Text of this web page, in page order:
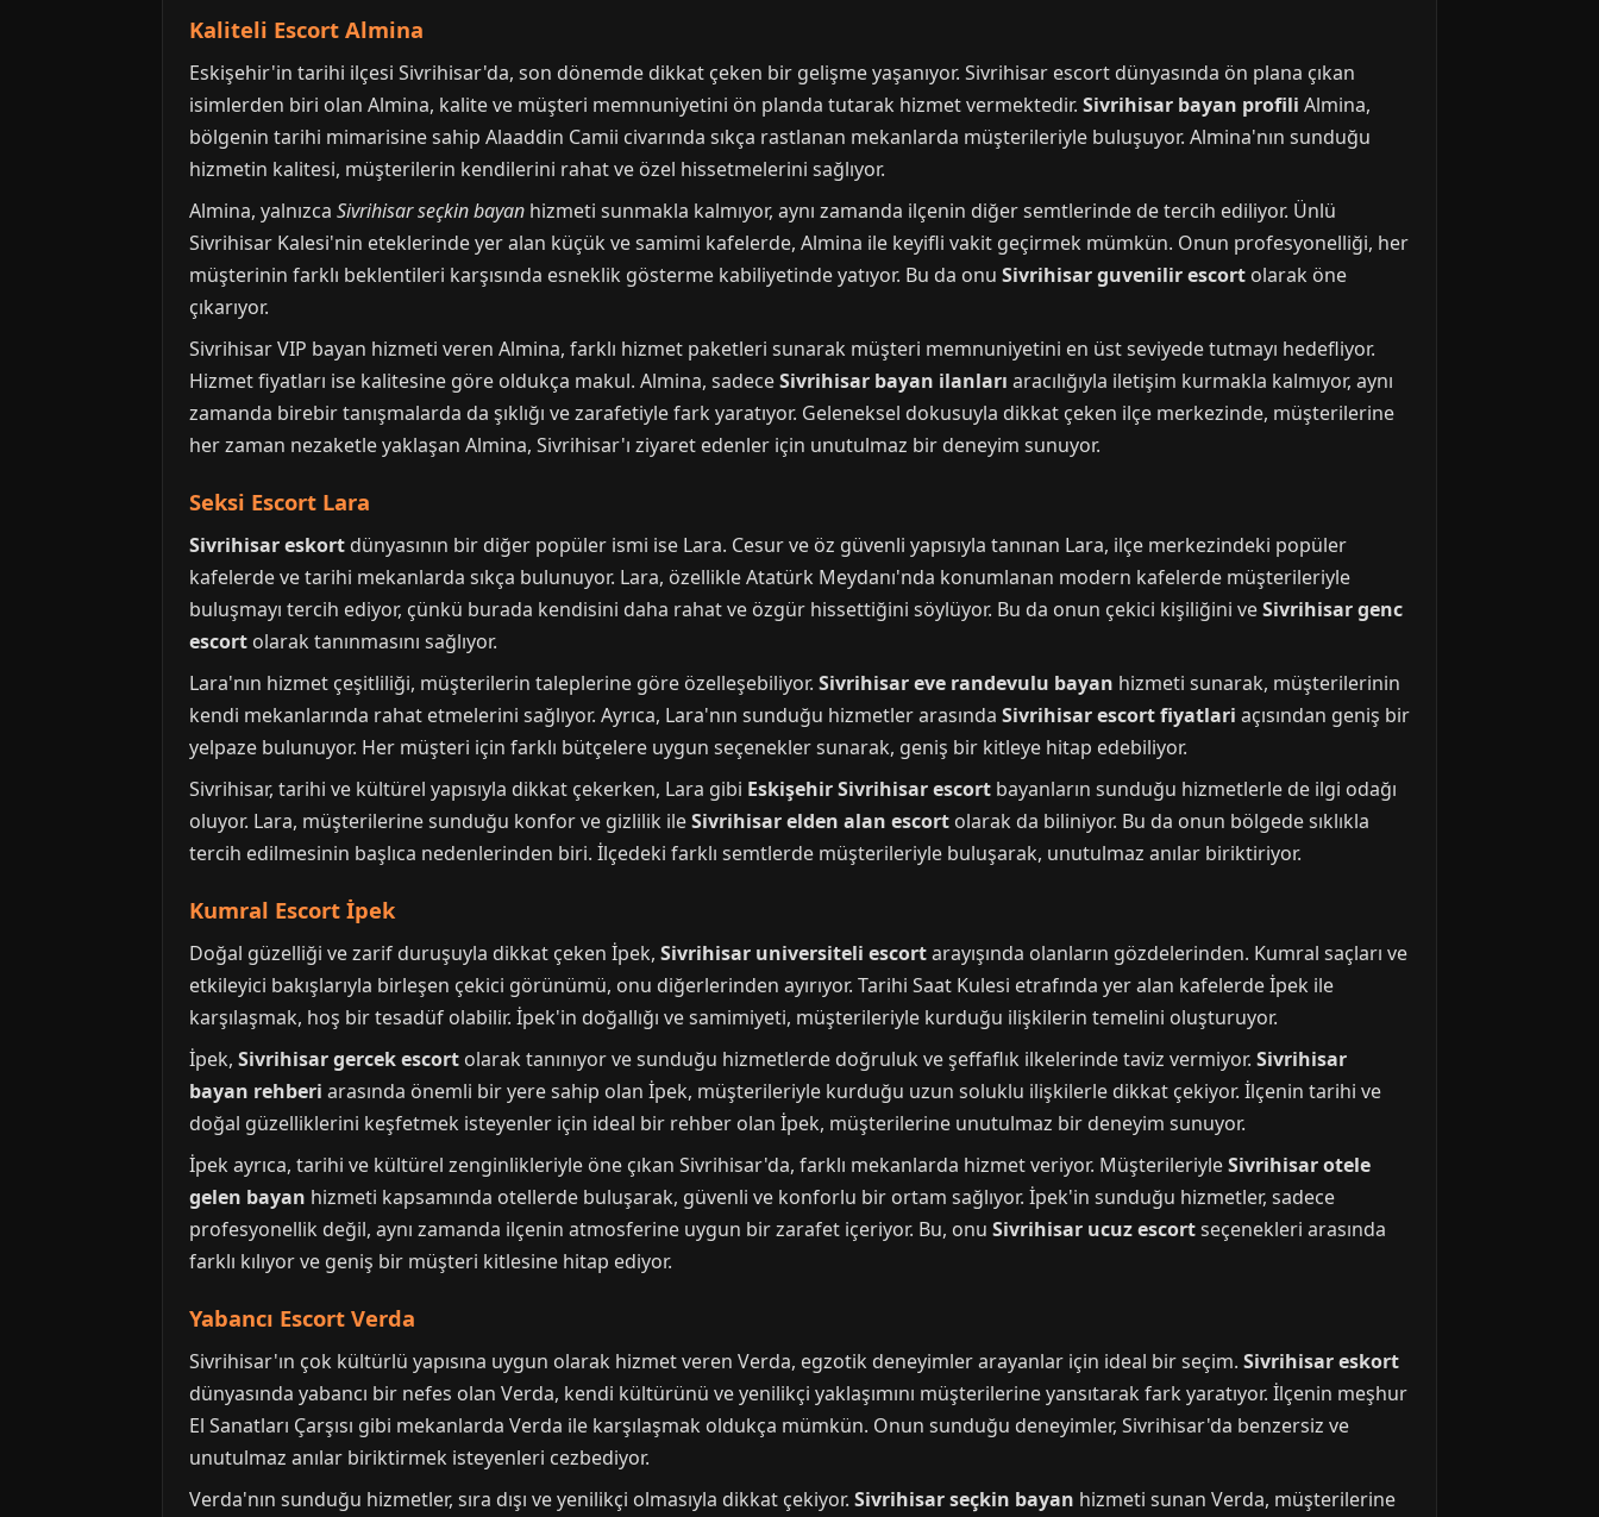
Kaliteli Escort Almina
Eskişehir'in tarihi ilçesi Sivrihisar'da, son dönemde dikkat çeken bir gelişme yaşanıyor. Sivrihisar escort dünyasında ön plana çıkan
isimlerden biri olan Almina, kalite ve müşteri memnuniyetini ön planda tutarak hizmet vermektedir. Sivrihisar bayan profili Almina,
bölgenin tarihi mimarisine sahip Alaaddin Camii civarında sıkça rastlanan mekanlarda müşterileriyle buluşuyor. Almina'nın sunduğu
hizmetin kalitesi, müşterilerin kendilerini rahat ve özel hissetmelerini sağlıyor.
Almina, yalnızca Sivrihisar seçkin bayan hizmeti sunmakla kalmıyor, aynı zamanda ilçenin diğer semtlerinde de tercih ediliyor. Ünlü
Sivrihisar Kalesi'nin eteklerinde yer alan küçük ve samimi kafelerde, Almina ile keyifli vakit geçirmek mümkün. Onun profesyonelliği, her
müşterinin farklı beklentileri karşısında esneklik gösterme kabiliyetinde yatıyor. Bu da onu Sivrihisar guvenilir escort olarak öne
çıkarıyor.
Sivrihisar VIP bayan hizmeti veren Almina, farklı hizmet paketleri sunarak müşteri memnuniyetini en üst seviyede tutmayı hedefliyor.
Hizmet fiyatları ise kalitesine göre oldukça makul. Almina, sadeceSivrihisar bayan ilanları aracılığıyla iletişim kurmakla kalmıyor, aynı
zamanda birebir tanışmalarda da şıklığı ve zarafetiyle fark yaratıyor. Geleneksel dokusuyla dikkat çeken ilçe merkezinde, müşterilerine
her zaman nezaketle yaklaşan Almina, Sivrihisar'ı ziyaret edenler için unutulmaz bir deneyim sunuyor.
Seksi Escort Lara
Sivrihisar eskort dünyasının bir diğer popüler ismi ise Lara. Cesur ve öz güvenli yapısıyla tanınan Lara, ilçe merkezindeki popüler
kafelerde ve tarihi mekanlarda sıkça bulunuyor. Lara, özellikle Atatürk Meydanı'nda konumlanan modern kafelerde müşterileriyle
buluşmayı tercih ediyor, çünkü burada kendisini daha rahat ve özgür hissettiğini söylüyor. Bu da onun çekici kişiliğini veSivrihisar genc
escort olarak tanınmasını sağlıyor.
Lara'nın hizmet çeşitliliği, müşterilerin taleplerine göre özelleşebiliyor. Sivrihisar eve randevulu bayan hizmeti sunarak, müşterilerinin
kendi mekanlarında rahat etmelerini sağlıyor. Ayrıca, Lara'nın sunduğu hizmetler arasında Sivrihisar escort fiyatlari açısından geniş bir
yelpaze bulunuyor. Her müşteri için farklı bütçelere uygun seçenekler sunarak, geniş bir kitleye hitap edebiliyor.
Sivrihisar, tarihi ve kültürel yapısıyla dikkat çekerken, Lara gibi Eskişehir Sivrihisar escort bayanların sunduğu hizmetlerle de ilgi odağı
oluyor. Lara, müşterilerine sunduğu konfor ve gizlilik ileSivrihisar elden alan escort olarak da biliniyor. Bu da onun bölgede sıklıkla
tercih edilmesinin başlıca nedenlerinden biri. İlçedeki farklı semtlerde müşterileriyle buluşarak, unutulmaz anılar biriktiriyor.
Kumral Escort İpek
Doğal güzelliği ve zarif duruşuyla dikkat çeken İpek, Sivrihisar universiteli escortarayışında olanların gözdelerinden. Kumral saçları ve
etkileyici bakışlarıyla birleşen çekici görünümü, onu diğerlerinden ayırıyor. Tarihi Saat Kulesi etrafında yer alan kafelerde İpek ile
karşılaşmak, hoş bir tesadüf olabilir. İpek'in doğallığı ve samimiyeti, müşterileriyle kurduğu ilişkilerin temelini oluşturuyor.
İpek, Sivrihisar gercek escort olarak tanınıyor ve sunduğu hizmetlerde doğruluk ve şeffaflık ilkelerinde taviz vermiyor. Sivrihisar
bayan rehberi arasında önemli bir yere sahip olan İpek, müşterileriyle kurduğu uzun soluklu ilişkilerle dikkat çekiyor. İlçenin tarihi ve
doğal güzelliklerini keşfetmek isteyenler için ideal bir rehber olan İpek, müşterilerine unutulmaz bir deneyim sunuyor.
İpek ayrıca, tarihi ve kültürel zenginlikleriyle öne çıkan Sivrihisar'da, farklı mekanlarda hizmet veriyor. MüşterileriyleSivrihisar otele
gelen bayan hizmeti kapsamında otellerde buluşarak, güvenli ve konforlu bir ortam sağlıyor. İpek'in sunduğu hizmetler, sadece
profesyonellik değil, aynı zamanda ilçenin atmosferine uygun bir zarafet içeriyor. Bu, onu Sivrihisar ucuz escortseçenekleri arasında
farklı kılıyor ve geniş bir müşteri kitlesine hitap ediyor.
Yabancı Escort Verda
Sivrihisar'ın çok kültürlü yapısına uygun olarak hizmet veren Verda, egzotik deneyimler arayanlar için ideal bir seçim. Sivrihisar eskort
dünyasında yabancı bir nefes olan Verda, kendi kültürünü ve yenilikçi yaklaşımını müşterilerine yansıtarak fark yaratıyor. İlçenin meşhur
El Sanatları Çarşısı gibi mekanlarda Verda ile karşılaşmak oldukça mümkün. Onun sunduğu deneyimler, Sivrihisar'da benzersiz ve
unutulmaz anılar biriktirmek isteyenleri cezbediyor.
Verda'nın sunduğu hizmetler, sıra dışı ve yenilikçi olmasıyla dikkat çekiyor. Sivrihisar seçkin bayan hizmeti sunan Verda, müşterilerine